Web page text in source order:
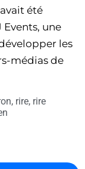
été
une
les
médias de
, rire, rire